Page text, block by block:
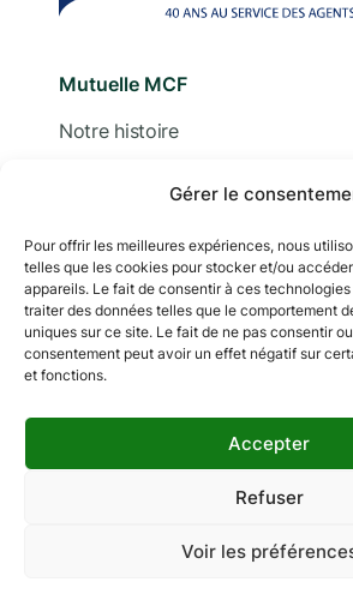
Gérer le
Pour offrir les meilleures expériences, nous
telles que les cookies pour stocker et/ou
appareils. Le fait de consentir à ces
traiter des données telles que le comportement
uniques sur ce site. Le fait de ne pas consentir
consentement peut avoir un effet négatif sur
et fonctions.
Accepter
Refuser
Voir les
Mutuelle MCF
Notre histoire
Adhérer
Documentation
Copyright © 2024 MCF. Tous
Les photographies sur ce site